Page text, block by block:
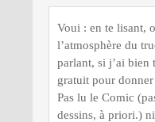
Voui : en te lisant,
l’atmosphère du
parlant, si j’ai bien
gratuit pour
Pas lu le Comic
dessins, à priori.)